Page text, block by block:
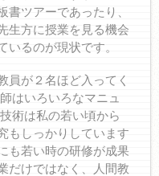
書ツアーであったり、
生方に授業を見る機会
いるのが現状です。
が２名ほど入ってく
はいろいろなマニュ
術は私の若い頃から
もしっかりしています
も若い時の研修が成果
だけではなく、人間教